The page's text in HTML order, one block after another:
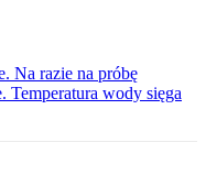
Na razie na próbę
Temperatura wody sięga